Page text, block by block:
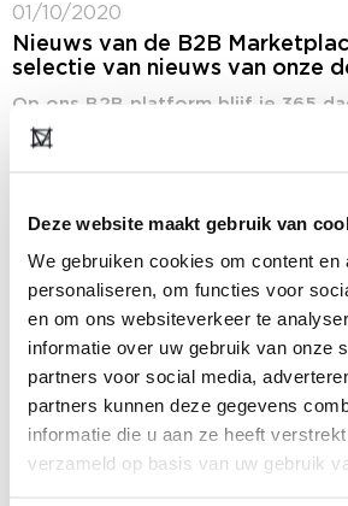
Deze website maakt gebruik van
We gebruiken cookies om content en
personaliseren, om functies voor
en om ons websiteverkeer te
informatie over uw gebruik van onze
partners voor social media,
partners kunnen deze gegevens
informatie die u aan ze heeft
verzameld op basis van uw gebruik
01/10/2020
Nieuws van de B2B
selectie van nieuws van onze
Op ons B2B platform blijf je 365
hoogte van het laatste fashion
maar ook het nieuws van onze